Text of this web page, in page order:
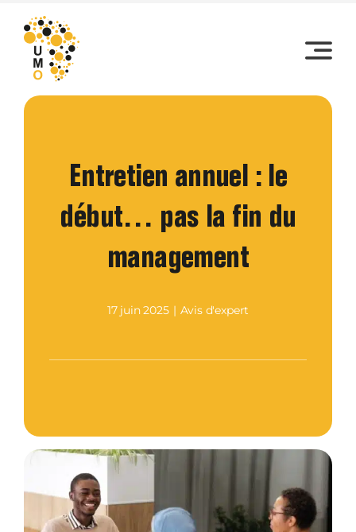
content
Entretien annuel : le
début… pas la fin du
management
17 juin 2025 | Avis d'expert